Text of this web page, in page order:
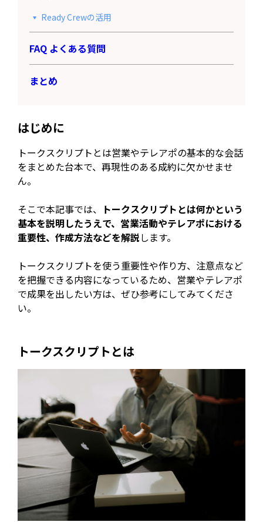
Ready Crewの活用
FAQ よくある質問
まとめ
はじめに
トークスクリプトとは営業やテレアポの基本的な会話
をまとめた台本で、再現性のある成約に欠かせませ
ん。
そこで本記事では、 トークスクリプトとは何かという
基本を説明したうえで、営業活動やテレアポにおける
重要性、作成方法などを解説します。
トークスクリプトを使う重要性や作り方、注意点など
を把握できる内容になっているため、営業やテレアポ
で成果を出したい方は、ぜひ参考にしてみてくださ
い。
トークスクリプトとは